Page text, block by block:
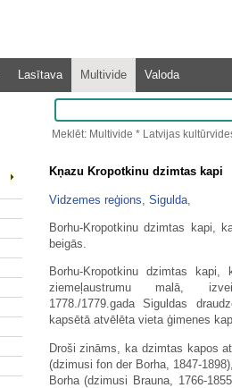
Lasītava Multivide Valoda
Meklēt: Multivide * Latvijas
Kņazu Kropotkinu dzimtas kapi
Vidzemes reģions Sigulda,
Borhu-Kropotkinu dzimtas kapi,
beigās.
Borhu-Kropotkinu dzimtas
ziemeļaustrumu malā,
1778./1779.gada Siguldas
kapsētā atvēlēta vieta ģimenes
Droši zināms, ka dzimtas kapos
(dzimusi fon der Borha, 1847-
Borha (dzimusi Brauna, 1766-